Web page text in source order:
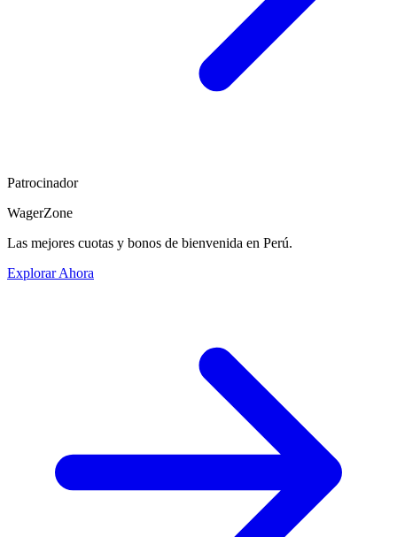
Patrocinador
WagerZone
Las mejores cuotas y bonos de bienvenida en Perú.
Explorar Ahora